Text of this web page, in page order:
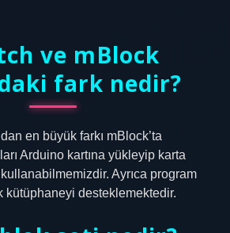
ve mBlock
fark nedir?
en büyük farkı mBlock’ta
Arduino kartına yükleyip karta
Ayrıca program
kütüphaneyi desteklemektedir.